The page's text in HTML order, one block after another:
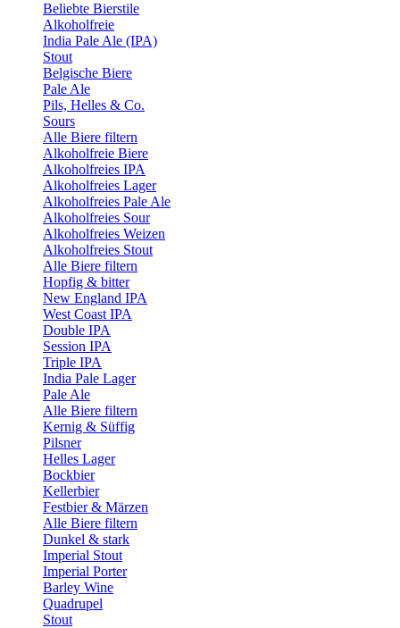
Beliebte Bierstile
Alkoholfreie
India Pale Ale (IPA)
Stout
Belgische Biere
Pale Ale
Pils, Helles & Co.
Sours
Alle Biere filtern
Alkoholfreie Biere
Alkoholfreies IPA
Alkoholfreies Lager
Alkoholfreies Pale Ale
Alkoholfreies Sour
Alkoholfreies Weizen
Alkoholfreies Stout
Alle Biere filtern
Hopfig & bitter
New England IPA
West Coast IPA
Double IPA
Session IPA
Triple IPA
India Pale Lager
Pale Ale
Alle Biere filtern
Kernig & Süffig
Pilsner
Helles Lager
Bockbier
Kellerbier
Festbier & Märzen
Alle Biere filtern
Dunkel & stark
Imperial Stout
Imperial Porter
Barley Wine
Quadrupel
Stout